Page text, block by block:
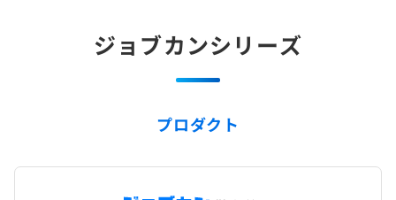
ジョブカンシリーズ
プロダクト